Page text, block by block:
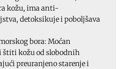
kožu, ima anti-
detoksikuje i poboljšava
bora: Moćan
kožu od slobodnih
preuranjeno starenje i